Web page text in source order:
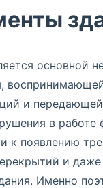
основной
и передающей
в работе
к появлению
и даже
Именно